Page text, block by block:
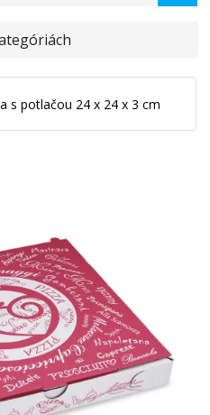
s potlačou 24 x 24 x 3 cm